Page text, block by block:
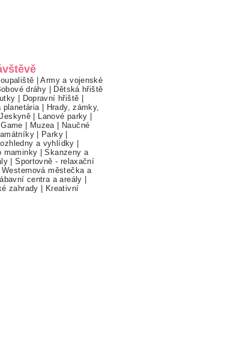
|Army a vojenské
dráhy | Dětská hřiště
| Dopravní hřiště |
planetária | Hrady, zámky,
Jeskyně | Lanové parky |
| Muzea | Naučné
| Parky |
a vyhlídky |
maminky |Skanzeny a
|Sportovně - relaxační
Westernová městečka a
centra a areály |
zahrady | Kreativní